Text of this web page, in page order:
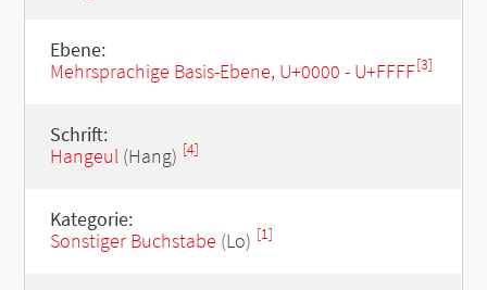
Ebene:
Mehrsprachige Basis-Ebene, U+0000 - U+FFFF[3]
Schrift:
Hangeul(Hang) [4]
Kategorie:
Sonstiger Buchstabe (Lo) [1]